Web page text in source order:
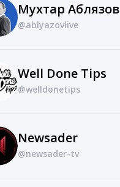
Мухтар Аблязов
@ablyazovlive
Well Done Tips
@welldonetips
Newsader
@newsader-tv